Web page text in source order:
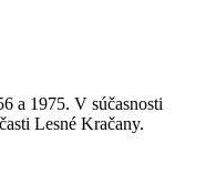
a 1975. V súčasnosti
Lesné Kračany.